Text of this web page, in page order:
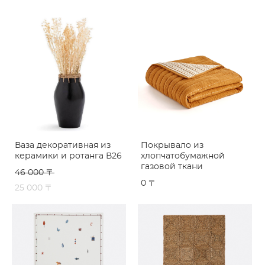
Ваза декоративная из
керамики и ротанга В26
46 000 〒
25 000 〒
Покрывало из
хлопчатобумажной
газовой ткани
0 〒